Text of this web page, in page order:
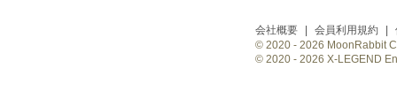
会社概要 会員利用規約
© 2020 - 2026 MoonRabbit
© 2020 - 2026 X-LEGEND